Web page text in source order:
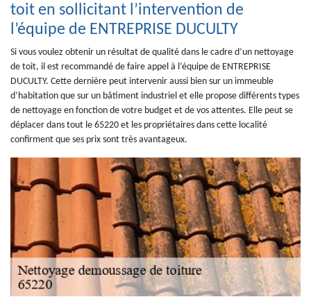
toit en sollicitant l’intervention de
l’équipe de ENTREPRISE DUCULTY
Si vous voulez obtenir un résultat de qualité dans le cadre d’un nettoyage
de toit, il est recommandé de faire appel à l’équipe de ENTREPRISE
DUCULTY. Cette dernière peut intervenir aussi bien sur un immeuble
d’habitation que sur un bâtiment industriel et elle propose différents types
de nettoyage en fonction de votre budget et de vos attentes. Elle peut se
déplacer dans tout le 65220 et les propriétaires dans cette localité
confirment que ses prix sont très avantageux.